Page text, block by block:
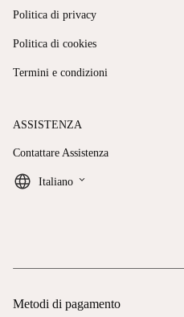
Politica di privacy
Politica di cookies
Termini e condizioni
ASSISTENZA
Contattare Assistenza
Italiano keyboard_arrow_down
Metodi di pagamento